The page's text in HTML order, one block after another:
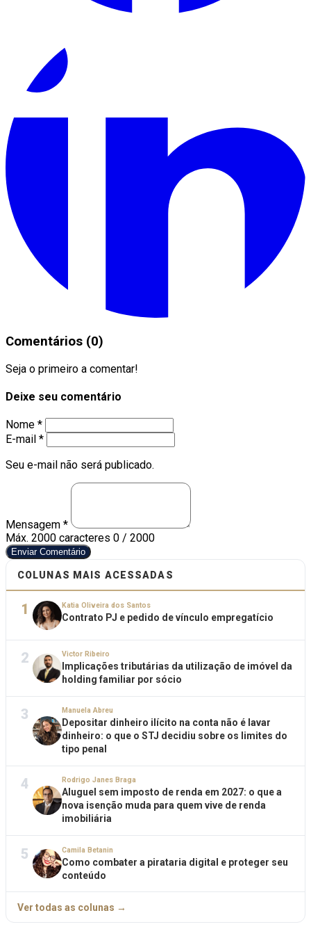
Comentários (0)
Seja o primeiro a comentar!
Deixe seu comentário
Nome *
E-mail *
Seu e-mail não será publicado.
Mensagem *
Máx. 2000 caracteres 0 / 2000
Enviar Comentário
COLUNAS MAIS ACESSADAS
1 Katia Oliveira dos Santos
Contrato PJ e pedido de vínculo empregatício
2 Victor Ribeiro
Implicações tributárias da utilização de imóvel da
holding familiar por sócio
3 Manuela Abreu
Depositar dinheiro ilícito na conta não é lavar
dinheiro: o que o STJ decidiu sobre os limites do
tipo penal
4 Rodrigo Janes Braga
Aluguel sem imposto de renda em 2027: o que a
nova isenção muda para quem vive de renda
imobiliária
5 Camila Betanin
Como combater a pirataria digital e proteger seu
conteúdo
Ver todas as colunas →